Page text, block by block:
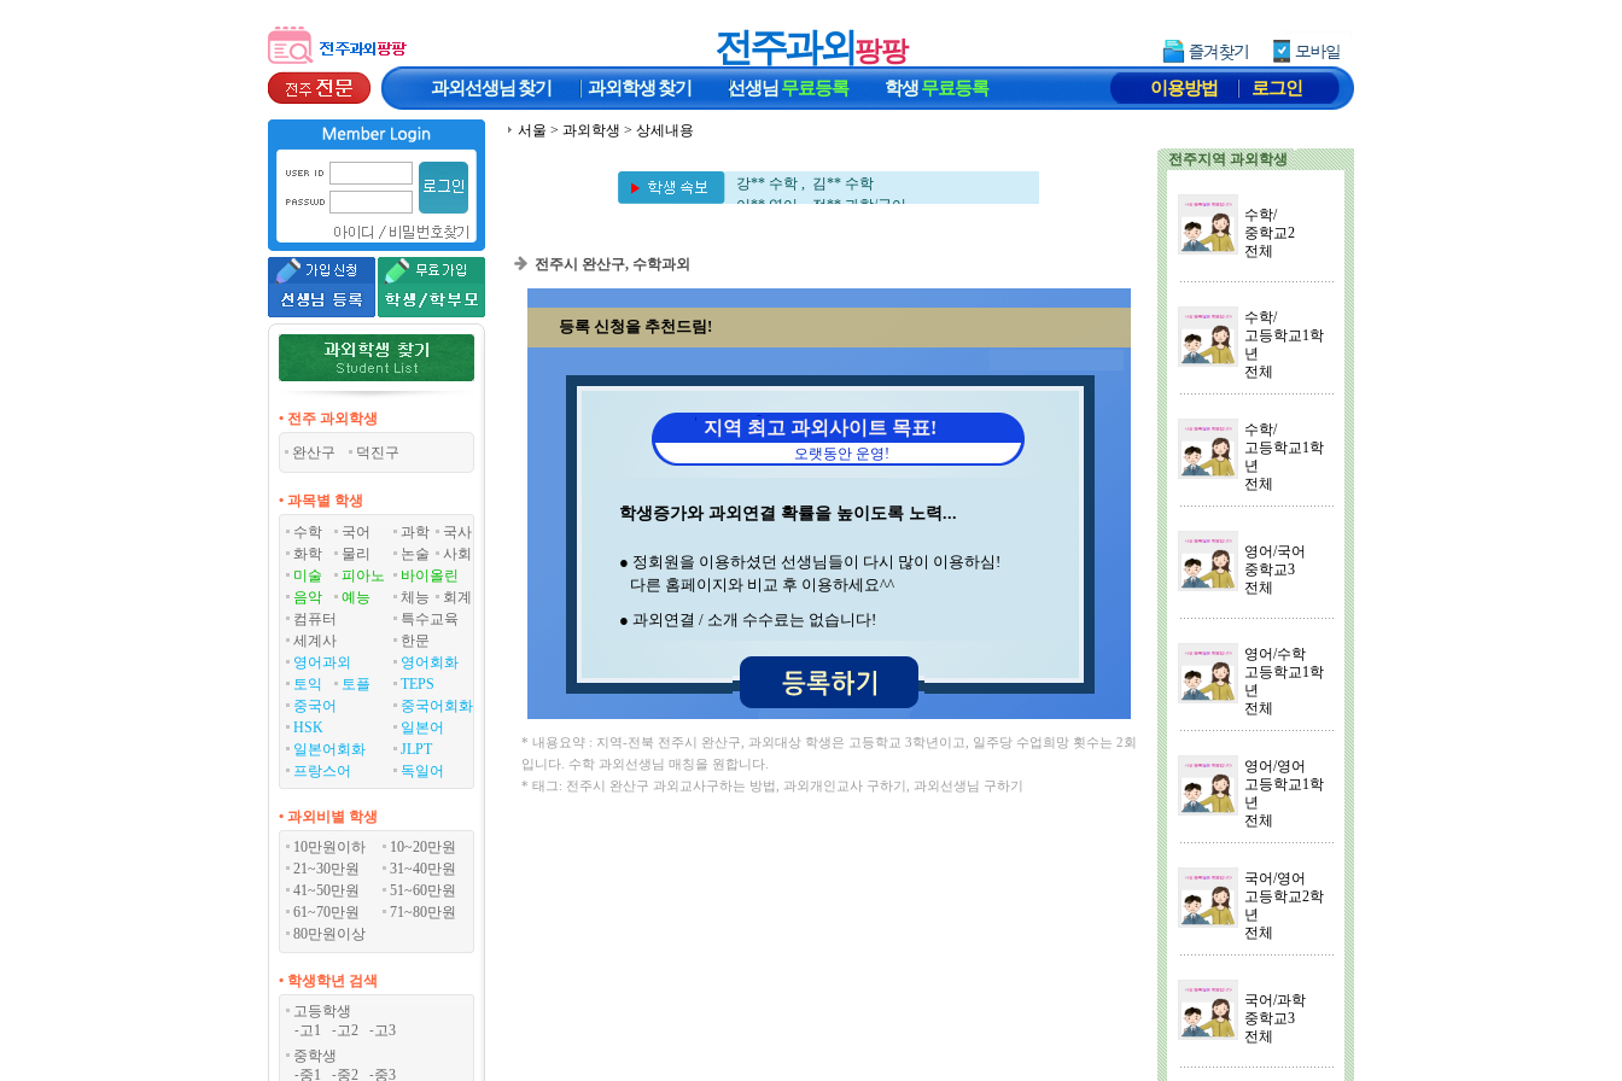
전주과외팡팡
과외선생님 찾기 과외학생찾기 선생님 무료등록 학생무료등록 이용방법 로그인
• 전주 과외학생
완산구
덕진구
• 과목별 학생
수학
국어 과학
국사
화학
물리 논술
사회
미술
피아노
바이올린
음악
예능 체능
회계
컴퓨터
특수교육
세계사
한문
영어과외
영어회화
토익
토플
TEPS
중국어
중국어회화
HSK
일본어
일본어회화
JLPT
프랑스어
독일어
• 과외비별 학생
10만원이하
10~20만원
21~30만원
31~40만원
41~50만원
51~60만원
61~70만원
71~80만원
80만원이상
• 학생학년 검색
고등학생
-고1 -고2 -고3
중학생
-중1 -중2 -중3
서울 > 과외학생 > 상세내용
강** 수학 , 김** 수학
이** 영어 , 정** 과학/국어
김** 수학 , 최** 수학/과학
오** 수학 , 이** 수학
중** 과학 , 최** 일본어/일본어회화
장** 중국어/중국어회화 , 김** 수학/영어
임** 과학/수학 , 이** 중국어회화/중국어
서** 수학/과학 , 이** 수학/영어
윤** 영어 , 김** 수학
양** 영어 , 송* 영어/과학
민** 과학/영어 , 김** 수학/과학
이** 수학/과학 , 지** 수학/영어
구** 수학 , 박** 수학/영어
강** 수학 , 김** 수학
백** 수학 , 박** 영어/토익
홍* 수학 , 김** 영어/일본어
정** 수학/국어 , 석** 수학/국어
김** 수학 , 최** 수학/과학
오** 수학 , 이** 수학
최** 수학 , 김** 수학
중** 과학 , 최** 일본어/일본어회화
전주시 완산구, 수학과외
등록 신청을 추천드림!
지역 최고 과외사이트 목표!
오랫동안 운영!
학생증가와 과외연결 확률을 높이도록 노력...
● 정회원을 이용하셨던 선생님들이 다시 많이 이용하심!
다른 홈페이지와 비교 후 이용하세요^^
● 과외연결 / 소개 수수료는 없습니다!
* 내용요약 : 지역-전북 전주시 완산구, 과외대상 학생은 고등학교 3학년이고, 일주당 수업희망 횟수는 2회
입니다. 수학 과외선생님 매칭을 원합니다.
* 태그: 전주시 완산구 과외교사구하는 방법, 과외개인교사 구하기, 과외선생님 구하기
전주지역 과외학생
수학/
중학교2
전체
수학/
고등학교1학
년
전체
수학/
고등학교1학
년
전체
영어/국어
중학교3
전체
영어/수학
고등학교1학
년
전체
영어/영어
고등학교1학
년
전체
국어/영어
고등학교2학
년
전체
국어/과학
중학교3
전체